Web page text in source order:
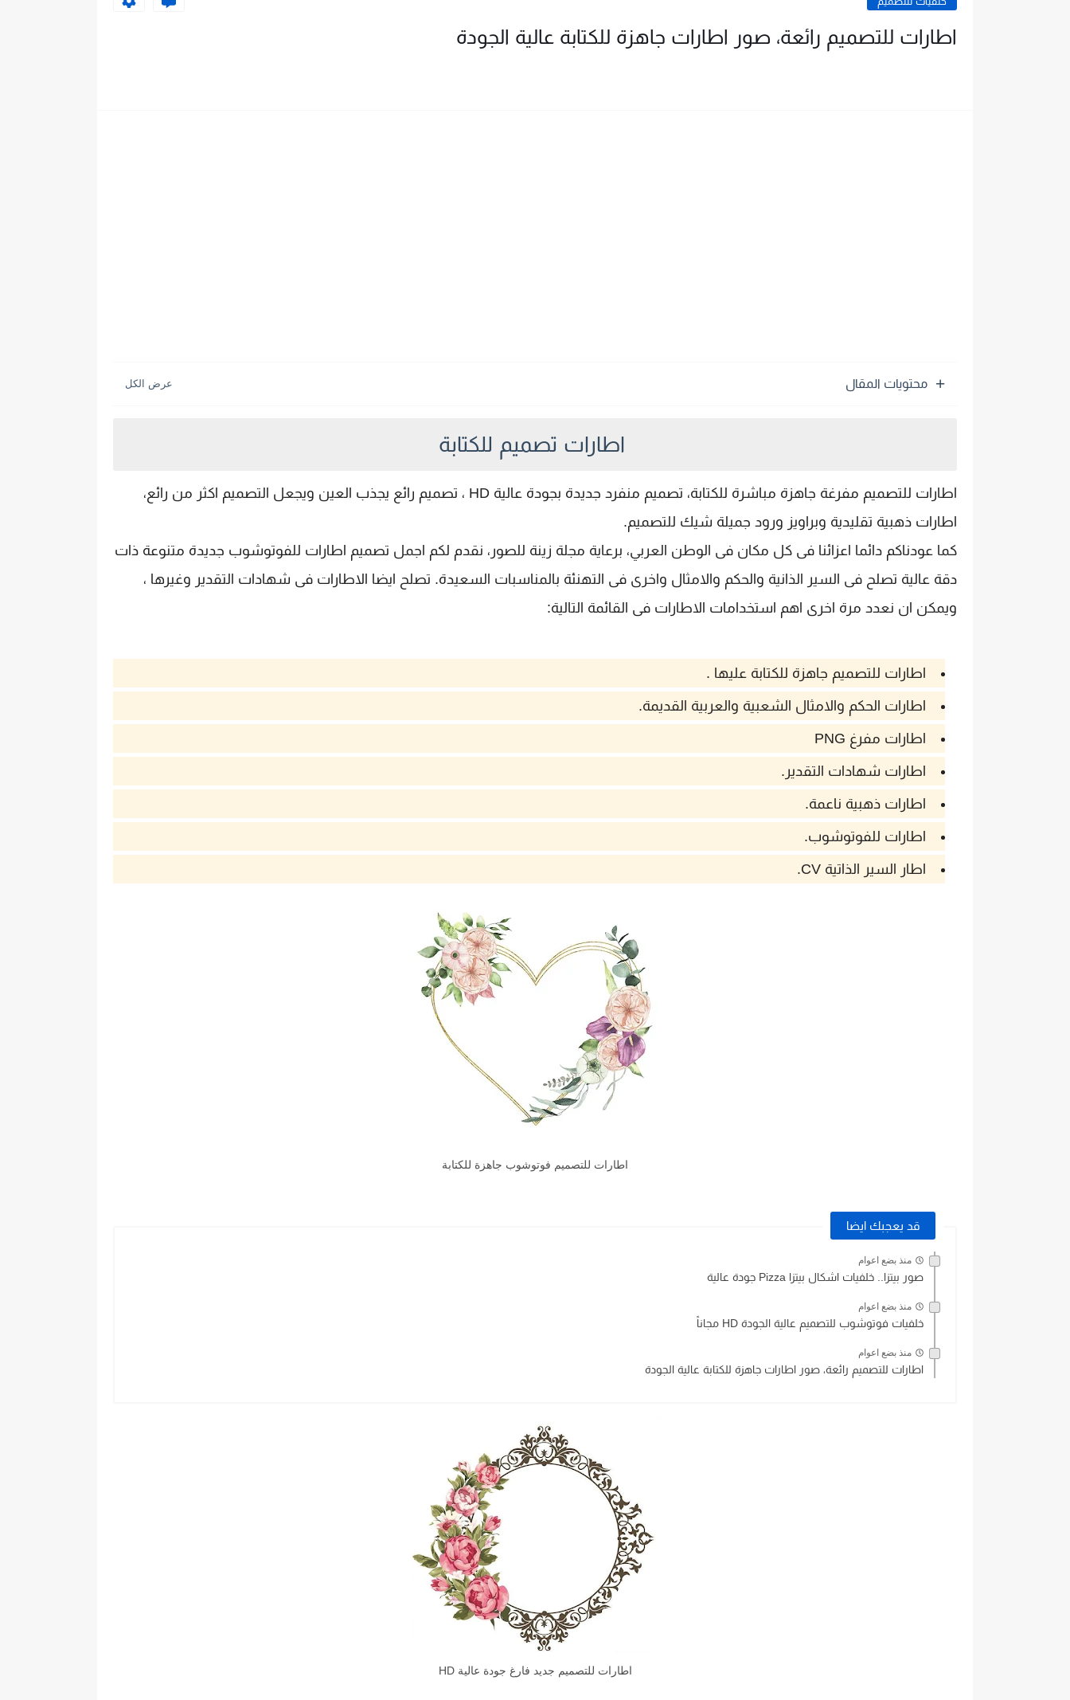
اطارات للتصميم رائعة، صور اطارات جاهزة للكتابة عالية الجودة
محتويات المقال
اطارات تصميم للكتابة
اطارات للتصميم مفرغة جاهزة مباشرة للكتابة، تصميم منفرد جديدة بجودة عالية HD ، تصميم رائع يجذب العين ويجعل التصميم اكثر من رائع،
اطارات ذهبية تقليدية وبراويز ورود جميلة شيك للتصميم.
كما عودناكم دائما اعزائنا فى كل مكان فى الوطن العربي، برعاية مجلة زينة للصور، نقدم لكم اجمل تصميم اطارات للفوتوشوب جديدة متنوعة ذات
دقة عالية تصلح فى السير الذانية والحكم والامثال واخرى فى التهنئة بالمناسبات السعيدة. تصلح ايضا الاطارات فى شهادات التقدير وغيرها ،
ويمكن ان نعدد مرة اخرى اهم استخدامات الاطارات فى القائمة التالية:
اطارات للتصميم جاهزة للكتابة عليها .
اطارات الحكم والامثال الشعبية والعربية القديمة.
اطارات مفرغ PNG
اطارات شهادات التقدير.
اطارات ذهبية ناعمة.
اطارات للفوتوشوب.
اطار السير الذاتية CV.
اطارات للتصميم فوتوشوب جاهزة للكتابة
قد يعجبك ايضا
منذ بضع اعوام
صور بيتزا.. خلفيات اشكال بيتزا Pizza جودة عالية
منذ بضع اعوام
خلفيات فوتوشوب للتصميم عالية الجودة HD مجاناً
منذ بضع اعوام
اطارات للتصميم رائعة، صور اطارات جاهزة للكتابة عالية الجودة
اطارات للتصميم جديد فارغ جودة عالية HD